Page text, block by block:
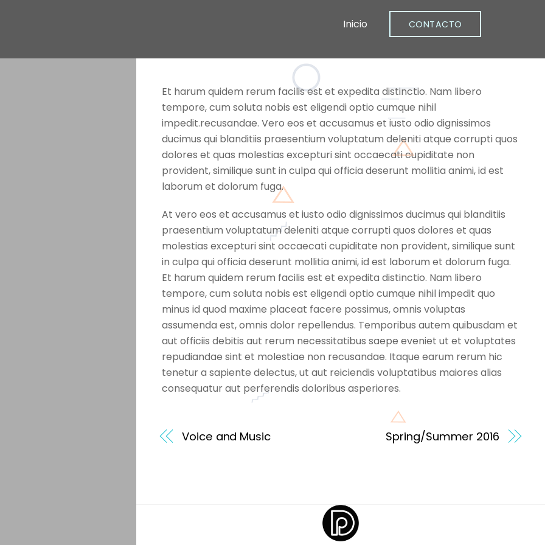
Inicio CONTACTO
Et harum quidem rerum facilis est et expedita distinctio. Nam libero
tempore, cum soluta nobis est eligendi optio cumque nihil
impedit.recusandae. Vero eos et accusamus et iusto odio dignissimos
ducimus qui blanditiis praesentium voluptatum deleniti atque corrupti quos
dolores et quas molestias excepturi sint occaecati cupiditate non
provident, similique sunt in culpa qui officia deserunt mollitia animi, id est
laborum et dolorum fuga.
At vero eos et accusamus et iusto odio dignissimos ducimus qui blanditiis
praesentium voluptatum deleniti atque corrupti quos dolores et quas
molestias excepturi sint occaecati cupiditate non provident, similique sunt
in culpa qui officia deserunt mollitia animi, id est laborum et dolorum fuga.
Et harum quidem rerum facilis est et expedita distinctio. Nam libero
tempore, cum soluta nobis est eligendi optio cumque nihil impedit quo
minus id quod maxime placeat facere possimus, omnis voluptas
assumenda est, omnis dolor repellendus. Temporibus autem quibusdam et
aut officiis debitis aut rerum necessitatibus saepe eveniet ut et voluptates
repudiandae sint et molestiae non recusandae. Itaque earum rerum hic
tenetur a sapiente delectus, ut aut reiciendis voluptatibus maiores alias
consequatur aut perferendis doloribus asperiores.
Voice and Music Spring/Summer 2016